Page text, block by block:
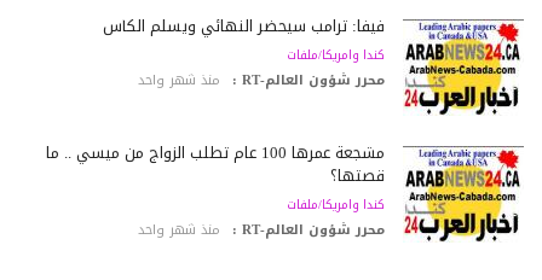
فيفا: ترامب سيحضر النهائي ويسلّم الكأس
كندا وامريكا/ملفات
محرر شؤون العالم-RT : منذ شهر واحد
مشجعة عمرها 100 عام تطلب الزواج من ميسي .. ما
قصتها؟
كندا وامريكا/ملفات
محرر شؤون العالم-RT : منذ شهر واحد